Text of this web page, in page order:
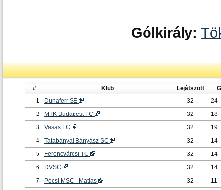
Gólkirály:
# Klub Lejátszott
1
Dunaferr SE 32
24
2
MTK Budapest FC 32
18
3
Vasas FC 32
19
4
Tatabányai Bányász SC 32
14
5
Ferencvárosi TC 32
14
6
DVSC 32
14
7
Pécsi MSC - Matias 32
11